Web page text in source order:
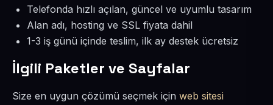
Telefonda hızlı açılan, güncel ve uyumlu tasarım
Alan adı, hosting ve SSL fiyata dahil
1-3 iş günü içinde teslim, ilk ay destek ücretsiz
İlgili Paketler ve Sayfalar
Size en uygun çözümü seçmek için web sitesi